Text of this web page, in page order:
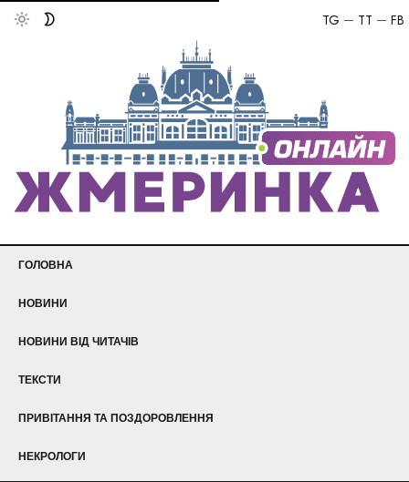
FB
TT
TG
ГОЛОВНА
НОВИНИ
НОВИНИ ВІД ЧИТАЧІВ
ТЕКСТИ
ПРИВІТАННЯ ТА ПОЗДОРОВЛЕННЯ
НЕКРОЛОГИ